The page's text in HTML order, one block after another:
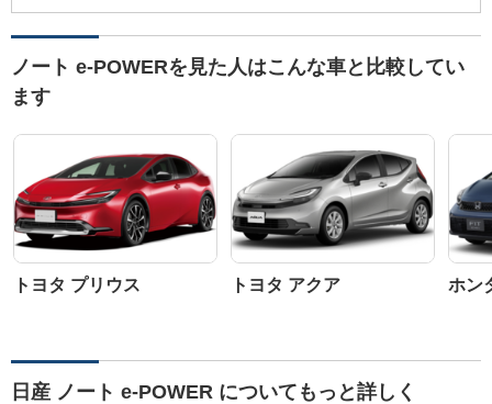
ノート e-POWERを見た人はこんな車と比較してい
ます
トヨタ プリウス トヨタ アクア ホン
日産 ノート e-POWER についてもっと詳しく